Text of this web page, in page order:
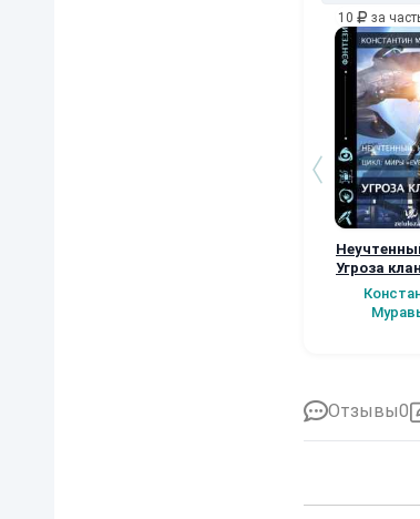
10 за
Угроза
Отзывы0